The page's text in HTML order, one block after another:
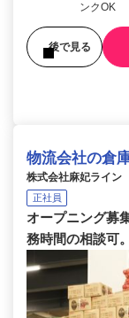
ンクOK
後で見る
物流会社の倉
株式会社麻妃ライン
正社員
オープニング募
務時間の相談可